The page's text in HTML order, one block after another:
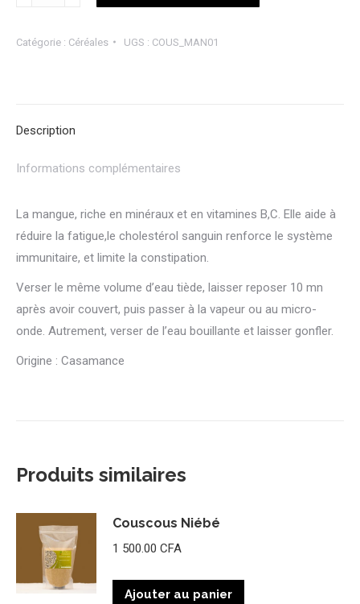
mangue
Catégorie : Céréales UGS : COUS_MAN01
Description
Informations complémentaires
La mangue, riche en minéraux et en vitamines B,C. Elle aide à
réduire la fatigue,le cholestérol sanguin renforce le système
immunitaire, et limite la constipation.
Verser le même volume d’eau tiède, laisser reposer 10 mn
après avoir couvert, puis passer à la vapeur ou au micro-
onde. Autrement, verser de l’eau bouillante et laisser gonfler.
Origine : Casamance
Produits similaires
Couscous Niébé
1 500.00 CFA
Ajouter au panier